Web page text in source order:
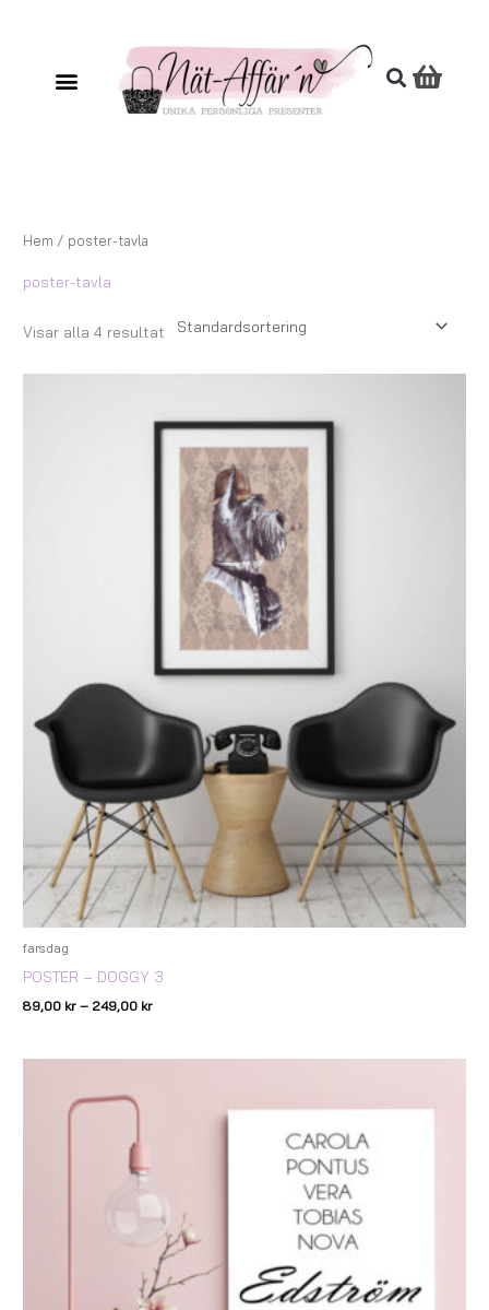
Hem / poster-tavla
poster-tavla
Visar alla 4 resultat
farsdag
POSTER – DOGGY 3
89,00 kr – 249,00 kr
249,00 kr